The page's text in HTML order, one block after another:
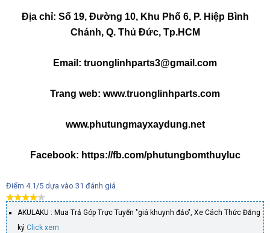
Địa chỉ: Số 19, Đường 10, Khu Phố 6, P. Hiệp Bình
Chánh, Q. Thủ Đức, Tp.HCM
Email: truonglinhparts3@gmail.com
Trang web: www.truonglinhparts.com
www.phutungmayxaydung.net
Facebook: https://fb.com/phutungbomthuyluc
Điểm 4.1/5 dựa vào 31 đánh giá
AKULAKU : Mua Trả Góp Trực Tuyến "giá khuynh đảo", Xe Cách Thức Đăng
ký Click xem